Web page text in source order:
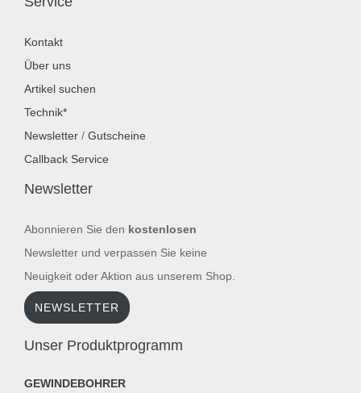
Kontakt
Über uns
Artikel suchen
Technik*
Newsletter / Gutscheine
Callback Service
Newsletter
Abonnieren Sie den kostenlosen
Newsletter und verpassen Sie keine
Neuigkeit oder Aktion aus unserem Shop.
NEWSLETTER
Unser Produktprogramm
GEWINDEBOHRER